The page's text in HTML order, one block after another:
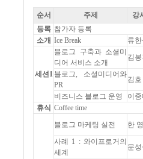
순서 주제 강
등록 참가자 등록
소개 Ice Break 류한
세션1
블로그 구축과 소셜미
디어 서비스 소개
김
블로그, 소셜미디어와
PR
김호
비즈니스 블로그 운영
이중
휴식 Coffee time
블로그 마케팅 실전 한 영
사례 1 : 와이프로거의
세계
문성